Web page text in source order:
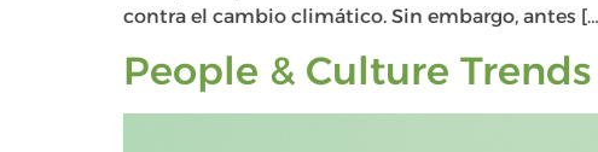
contra el cambio climático. Sin embargo, antes
People & Culture